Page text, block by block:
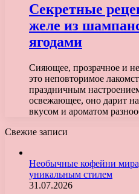
Секретные
желе из
ягодами
Сияющее, прозрачное и
это неповторимое
праздничным
освежающее, оно дарит
вкусом и ароматом
Свежие записи
Необычные кофейни
уникальным стилем
31.07.2026